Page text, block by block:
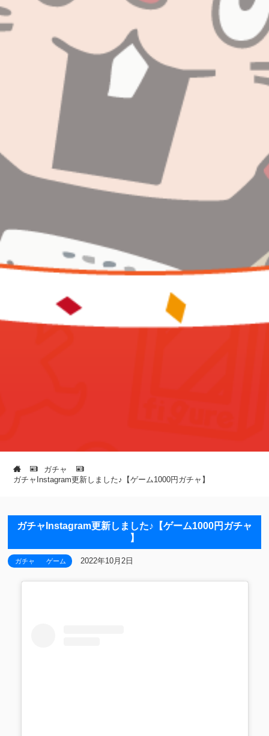
ガチャ
ガチャInstagram更新しました♪【ゲーム1000円ガチャ⁡】
ガチャInstagram更新しました♪【ゲーム1000円ガチャ
⁡】
ガチャ ゲーム 2022年10月2日